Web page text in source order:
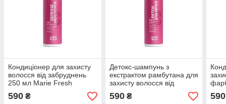
Кондиціонер для захисту
волосся від забруднень
250 мл Marie Fresh
Cosmetics
590 ₴
Детокс-шампунь з
екстрактом рамбутана для
захисту волосся від
забруднень 250 мл Marie
Fresh Cosmetics
590₴
мл
590